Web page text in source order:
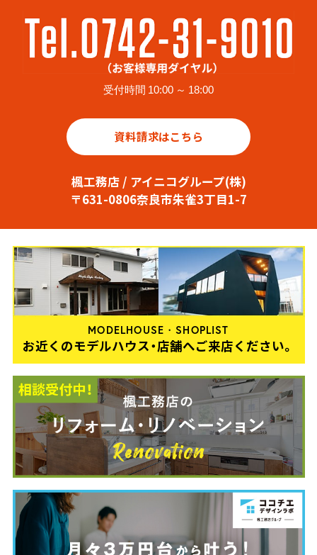
受付時間 10:00 ～ 18:00
資料請求はこちら
楓工務店 / アイニコグループ(株)
〒631-0806奈良市朱雀3丁目1-7
MODELHOUSE・SHOPLIST
お近くのモデルハウス・店舗へご来店ください。